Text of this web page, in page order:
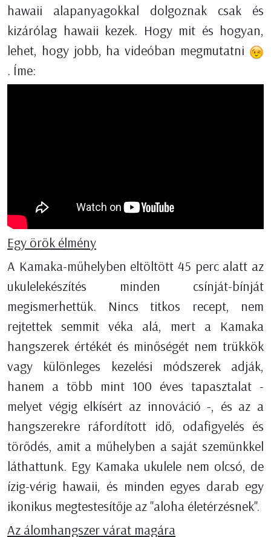
hawaii alapanyagokkal dolgoznak csak és
kizárólag hawaii kezek. Hogy mit és hogyan,
lehet, hogy jobb, ha videóban megmutatni
. Íme:
Egy örök élmény
A Kamaka-műhelyben eltöltött 45 perc alatt az
ukulelekészítés minden csínját-bínját
megismerhettük. Nincs titkos recept, nem
rejtettek semmit véka alá, mert a Kamaka
hangszerek értékét és minőségét nem trükkök
vagy különleges kezelési módszerek adják,
hanem a több mint 100 éves tapasztalat -
melyet végig elkísért az innováció -, és az a
hangszerekre ráfordított idő, odafigyelés és
törődés, amit a műhelyben a saját szemünkkel
láthattunk. Egy Kamaka ukulele nem olcsó, de
ízig-vérig hawaii, és minden egyes darab egy
ikonikus megtestesítője az "aloha életérzésnek".
Az álomhangszer várat magára